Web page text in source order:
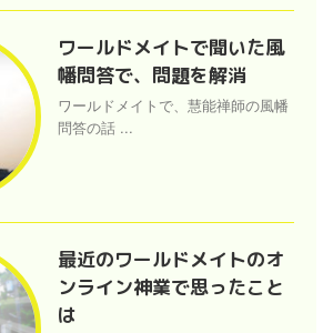
ワールドメイトで聞いた風
幡問答で、問題を解消
ワールドメイトで、慧能禅師の風幡
問答の話 ...
最近のワールドメイトのオ
ンライン神業で思ったこと
は